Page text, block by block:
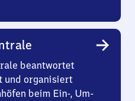
beantwortet
und organisiert
beim Ein-, Um-